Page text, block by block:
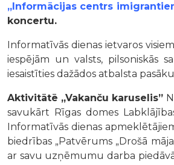
„Informācijas centrs
koncertu.
Informatīvās dienas ietvaros
iespējām un valsts, pilsoniskās
iesaistīties dažādos atbalsta
Aktivitātē „Vakanču karuselis”
savukārt Rīgas domes
Informatīvās dienas
biedrības „Patvērums „Drošā
ar savu uzņēmumu darba